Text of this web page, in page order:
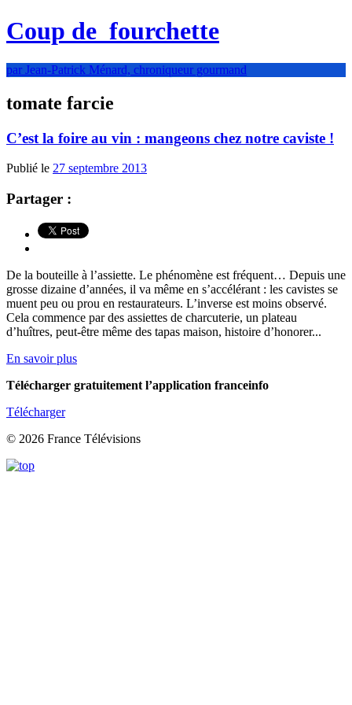
Coup de fourchette
par Jean-Patrick Ménard, chroniqueur gourmand
tomate farcie
C’est la foire au vin : mangeons chez notre caviste !
Publié le 27 septembre 2013
Partager :
De la bouteille à l’assiette. Le phénomène est fréquent… Depuis une
grosse dizaine d’années, il va même en s’accélérant : les cavistes se
muent peu ou prou en restaurateurs. L’inverse est moins observé.
Cela commence par des assiettes de charcuterie, un plateau
d’huîtres, peut-être même des tapas maison, histoire d’honorer...
En savoir plus
Télécharger gratuitement l’application franceinfo
Télécharger
© 2026 France Télévisions